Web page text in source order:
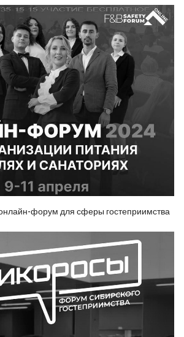
форум для сферы гостеприимства